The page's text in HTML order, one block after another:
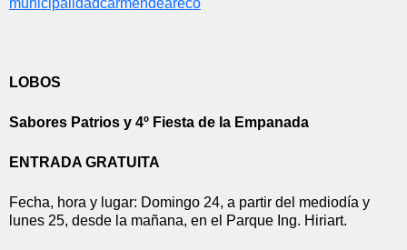
LOBOS
Sabores Patrios y 4º Fiesta de la Empanada
ENTRADA GRATUITA
Fecha, hora y lugar: Domingo 24, a partir del mediodía y
lunes 25, desde la mañana, en el Parque Ing. Hiriart.